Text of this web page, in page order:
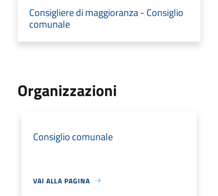
Consigliere di maggioranza - Consiglio
comunale
Organizzazioni
Consiglio comunale
VAI ALLA PAGINA